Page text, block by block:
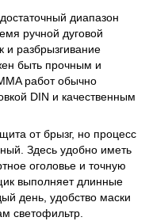
диапазон
ручной дуговой
и разбрызгивание
быть прочным и
работ обычно
DIN и качественным
от брызг, но процесс
Здесь удобно иметь
оголовье и точную
выполняет длинные
день, удобство маски
светофильтр.